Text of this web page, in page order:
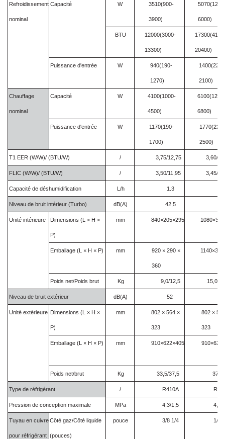
Refroidissement
nominal
Capacité W 3510(900-
3900) 6000)
BTU 12000(3000-
13300) 20400)
Puissance d'entrée W 940(190-
1270)
1400(220-
2100)
Chauffage
nominal
Capacité W 4100(1000-
4500) 6800)
Puissance d'entrée W 1170(190-
1700)
1770(220-
2500)
T1 EER (W/W)/ (BTU/W) / 3,75/12,75 3,60/
FLIC (W/W)/ (BTU/W) / 3,50/11,95 3,45/
Capacité de déshumidification L/h 1.3
Niveau de bruit intérieur (Turbo) dB(A) 42,5
Unité intérieure Dimensions (L × H ×
P)
mm 840×205×295
Emballage (L × H × P) mm 920 × 290 ×
360
Poids net/Poids brut Kg 9,0/12,5 15,0/
Niveau de bruit extérieur dB(A) 52
Unité extérieure Dimensions (L × H ×
P)
mm 802 × 564 ×
323
802 ×
323
Emballage (L × H × P) mm 910×622×405
Poids net/brut Kg 33,5/37,5 37/
Type de réfrigérant / R410A
Pression de conception maximale MPa 4,3/1,5 4,3/
Tuyau en cuivre
pour réfrigérant
Côté gaz/Côté liquide
(pouces)
pouce 3/8 1/4 1/2